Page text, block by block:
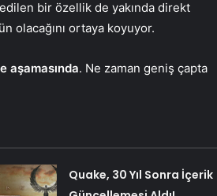
bir özellik de yakında direkt
olacağını ortaya koyuyor.
aşamasında. Ne zaman geniş çapta
Quake, 30 Yıl Sonra İçerik